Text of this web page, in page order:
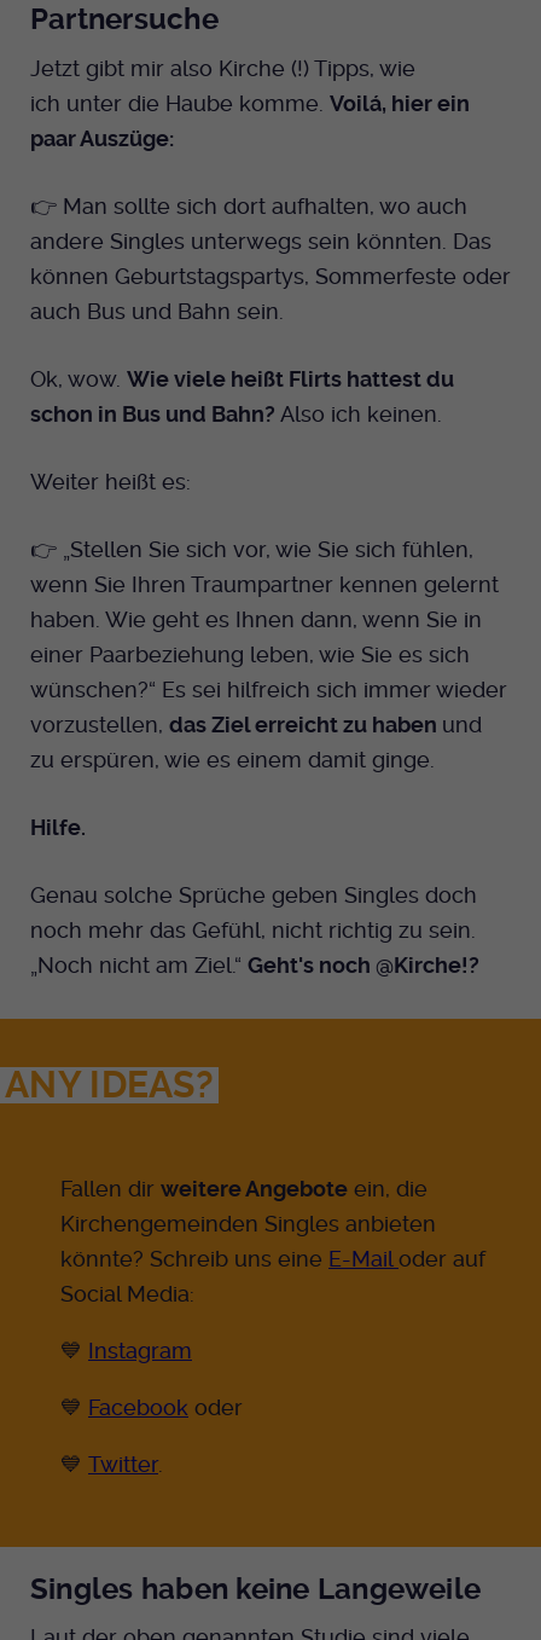
Partnersuche
Jetzt gibt mir also Kirche (!) Tipps, wie
ich unter die Haube komme. Voilá, hier ein
paar Auszüge:
👉 Man sollte sich dort aufhalten, wo auch
andere Singles unterwegs sein könnten. Das
können Geburtstagspartys, Sommerfeste oder
auch Bus und Bahn sein.
Ok, wow. Wie viele heißt Flirts hattest du
schon in Bus und Bahn? Also ich keinen.
Weiter heißt es:
👉 „Stellen Sie sich vor, wie Sie sich fühlen,
wenn Sie Ihren Traumpartner kennen gelernt
haben. Wie geht es Ihnen dann, wenn Sie in
einer Paarbeziehung leben, wie Sie es sich
wünschen?“ Es sei hilfreich sich immer wieder
vorzustellen, das Ziel erreicht zu haben und
zu erspüren, wie es einem damit ginge.
Hilfe.
Genau solche Sprüche geben Singles doch
noch mehr das Gefühl, nicht richtig zu sein.
„Noch nicht am Ziel.“ Geht's noch @Kirche!?
ANY IDEAS?
Fallen dir weitere Angebote ein, die
Kirchengemeinden Singles anbieten
könnte? Schreib uns eine E-Mail oder auf
Social Media:
💙 Instagram
💙 Facebook oder
💙 Twitter.
Singles haben keine Langeweile